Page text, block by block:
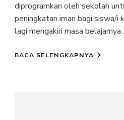
diprogramkan oleh sekolah
peningkatan iman bagi siswa/i
lagi mengakiri masa belajarnya
BACA SELENGKAPNYA